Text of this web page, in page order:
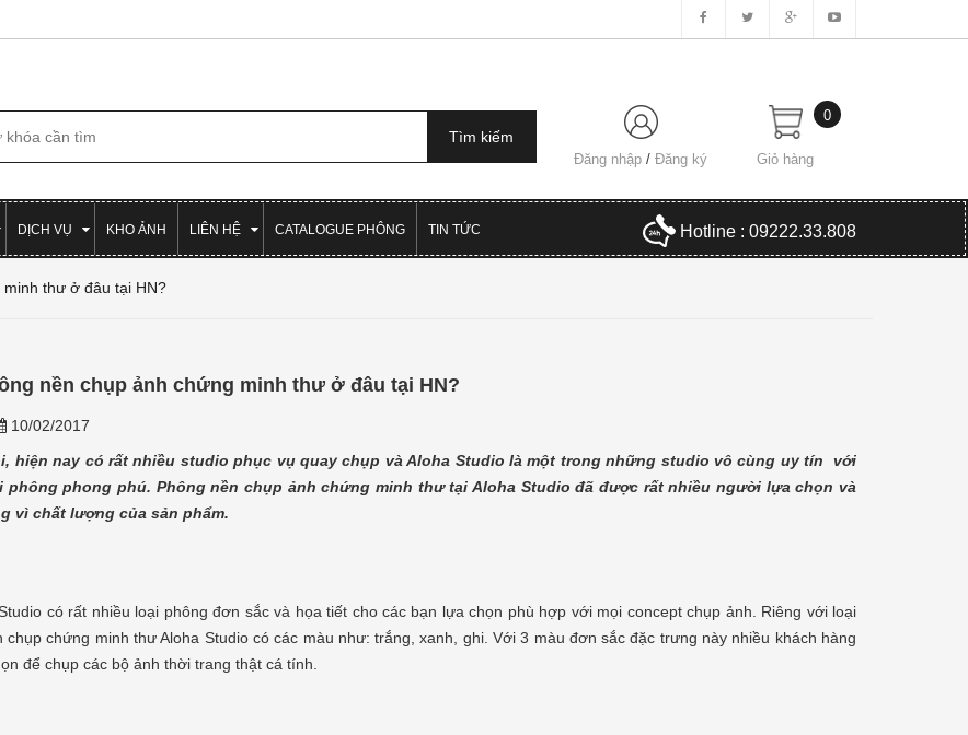
Đăng nhập /Đăng ký Giỏ hàng
0
DỊCH VỤ KHO ẢNH LIÊN HỆ CATALOGUE PHÔNG TIN TỨC Hotline : 09222.33.808
thư ở đâu tại HN?
nền chụp ảnh chứng minh thư ở đâu tại HN?
10/02/2017
hiện nay có rất nhiều studio phục vụ quay chụp và Aloha Studio là một trong những studio vô cùng uy tín với
phông phong phú. Phông nền chụp ảnh chứng minh thư tại Aloha Studio đã được rất nhiều người lựa chọn và
vì chất lượng của sản phẩm.
có rất nhiều loại phông đơn sắc và họa tiết cho các bạn lựa chọn phù hợp với mọi concept chụp ảnh. Riêng với loại
chụp chứng minh thư Aloha Studio có các màu như: trắng, xanh, ghi. Với 3 màu đơn sắc đặc trưng này nhiều khách hàng
để chụp các bộ ảnh thời trang thật cá tính.